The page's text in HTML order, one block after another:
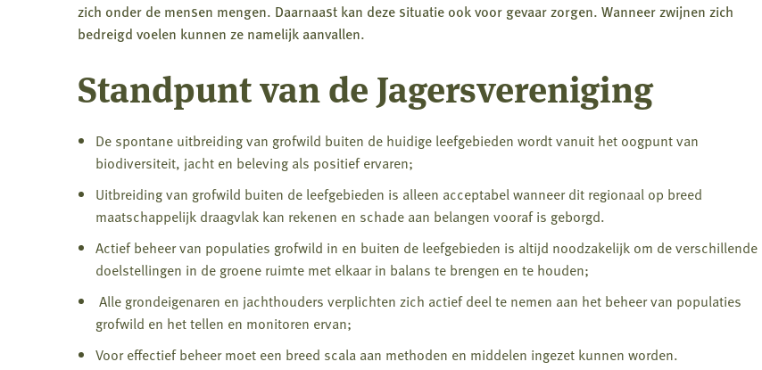
zich onder de mensen mengen. Daarnaast kan deze situatie ook voor gevaar zorgen. Wanneer zwijnen zich
bedreigd voelen kunnen ze namelijk aanvallen.
Standpunt van de Jagersvereniging
De spontane uitbreiding van grofwild buiten de huidige leefgebieden wordt vanuit het oogpunt van
biodiversiteit, jacht en beleving als positief ervaren;
Uitbreiding van grofwild buiten de leefgebieden is alleen acceptabel wanneer dit regionaal op breed
maatschappelijk draagvlak kan rekenen en schade aan belangen vooraf is geborgd.
Actief beheer van populaties grofwild in en buiten de leefgebieden is altijd noodzakelijk om de verschillende
doelstellingen in de groene ruimte met elkaar in balans te brengen en te houden;
Alle grondeigenaren en jachthouders verplichten zich actief deel te nemen aan het beheer van populaties
grofwild en het tellen en monitoren ervan;
Voor effectief beheer moet een breed scala aan methoden en middelen ingezet kunnen worden.